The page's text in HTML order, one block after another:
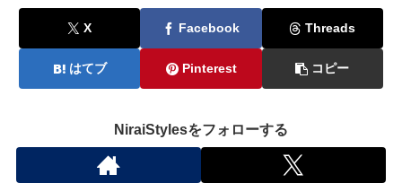
X Facebook Threads
はてブ Pinterest コピー
NiraiStylesをフォローする